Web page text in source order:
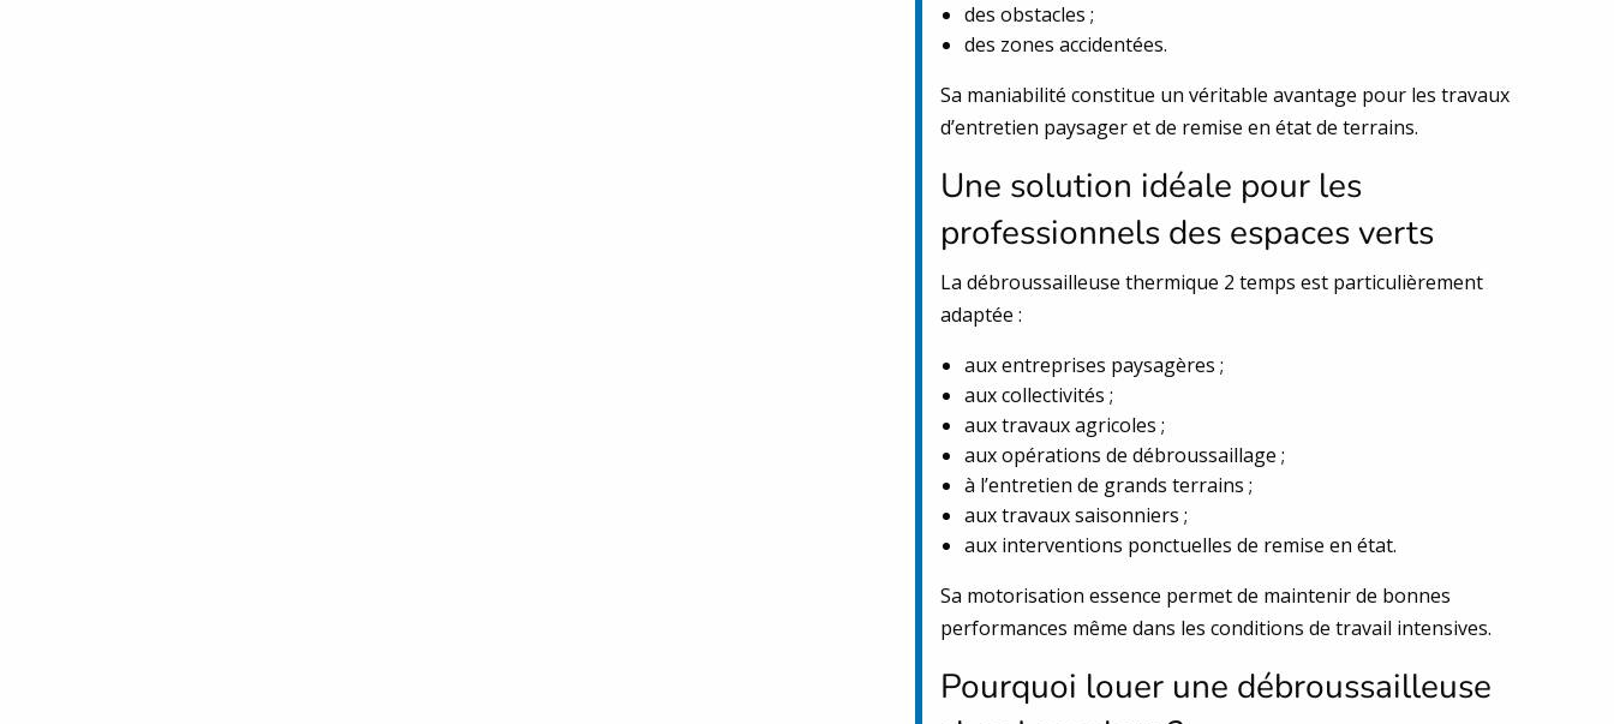
des obstacles ;
des zones accidentées.
Sa maniabilité constitue un véritable avantage pour les travaux
d’entretien paysager et de remise en état de terrains.
Une solution idéale pour les
professionnels des espaces verts
La débroussailleuse thermique 2 temps est particulièrement
adaptée :
aux entreprises paysagères ;
aux collectivités ;
aux travaux agricoles ;
aux opérations de débroussaillage ;
à l’entretien de grands terrains ;
aux travaux saisonniers ;
aux interventions ponctuelles de remise en état.
Sa motorisation essence permet de maintenir de bonnes
performances même dans les conditions de travail intensives.
Pourquoi louer une débroussailleuse